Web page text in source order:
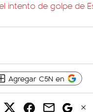
intento de golpe de
Agregar C5N en